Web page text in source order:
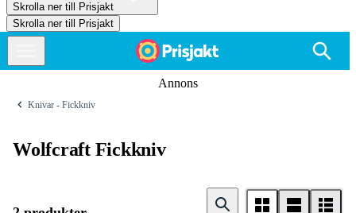
Skrolla ner till Prisjakt
Skrolla ner till Prisjakt
Annons
Knivar - Fickkniv
Wolfcraft Fickkniv